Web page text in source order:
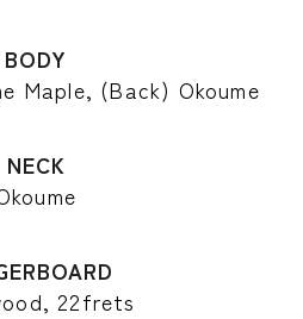
BODY
Maple, (Back) Okoume
NECK
22frets